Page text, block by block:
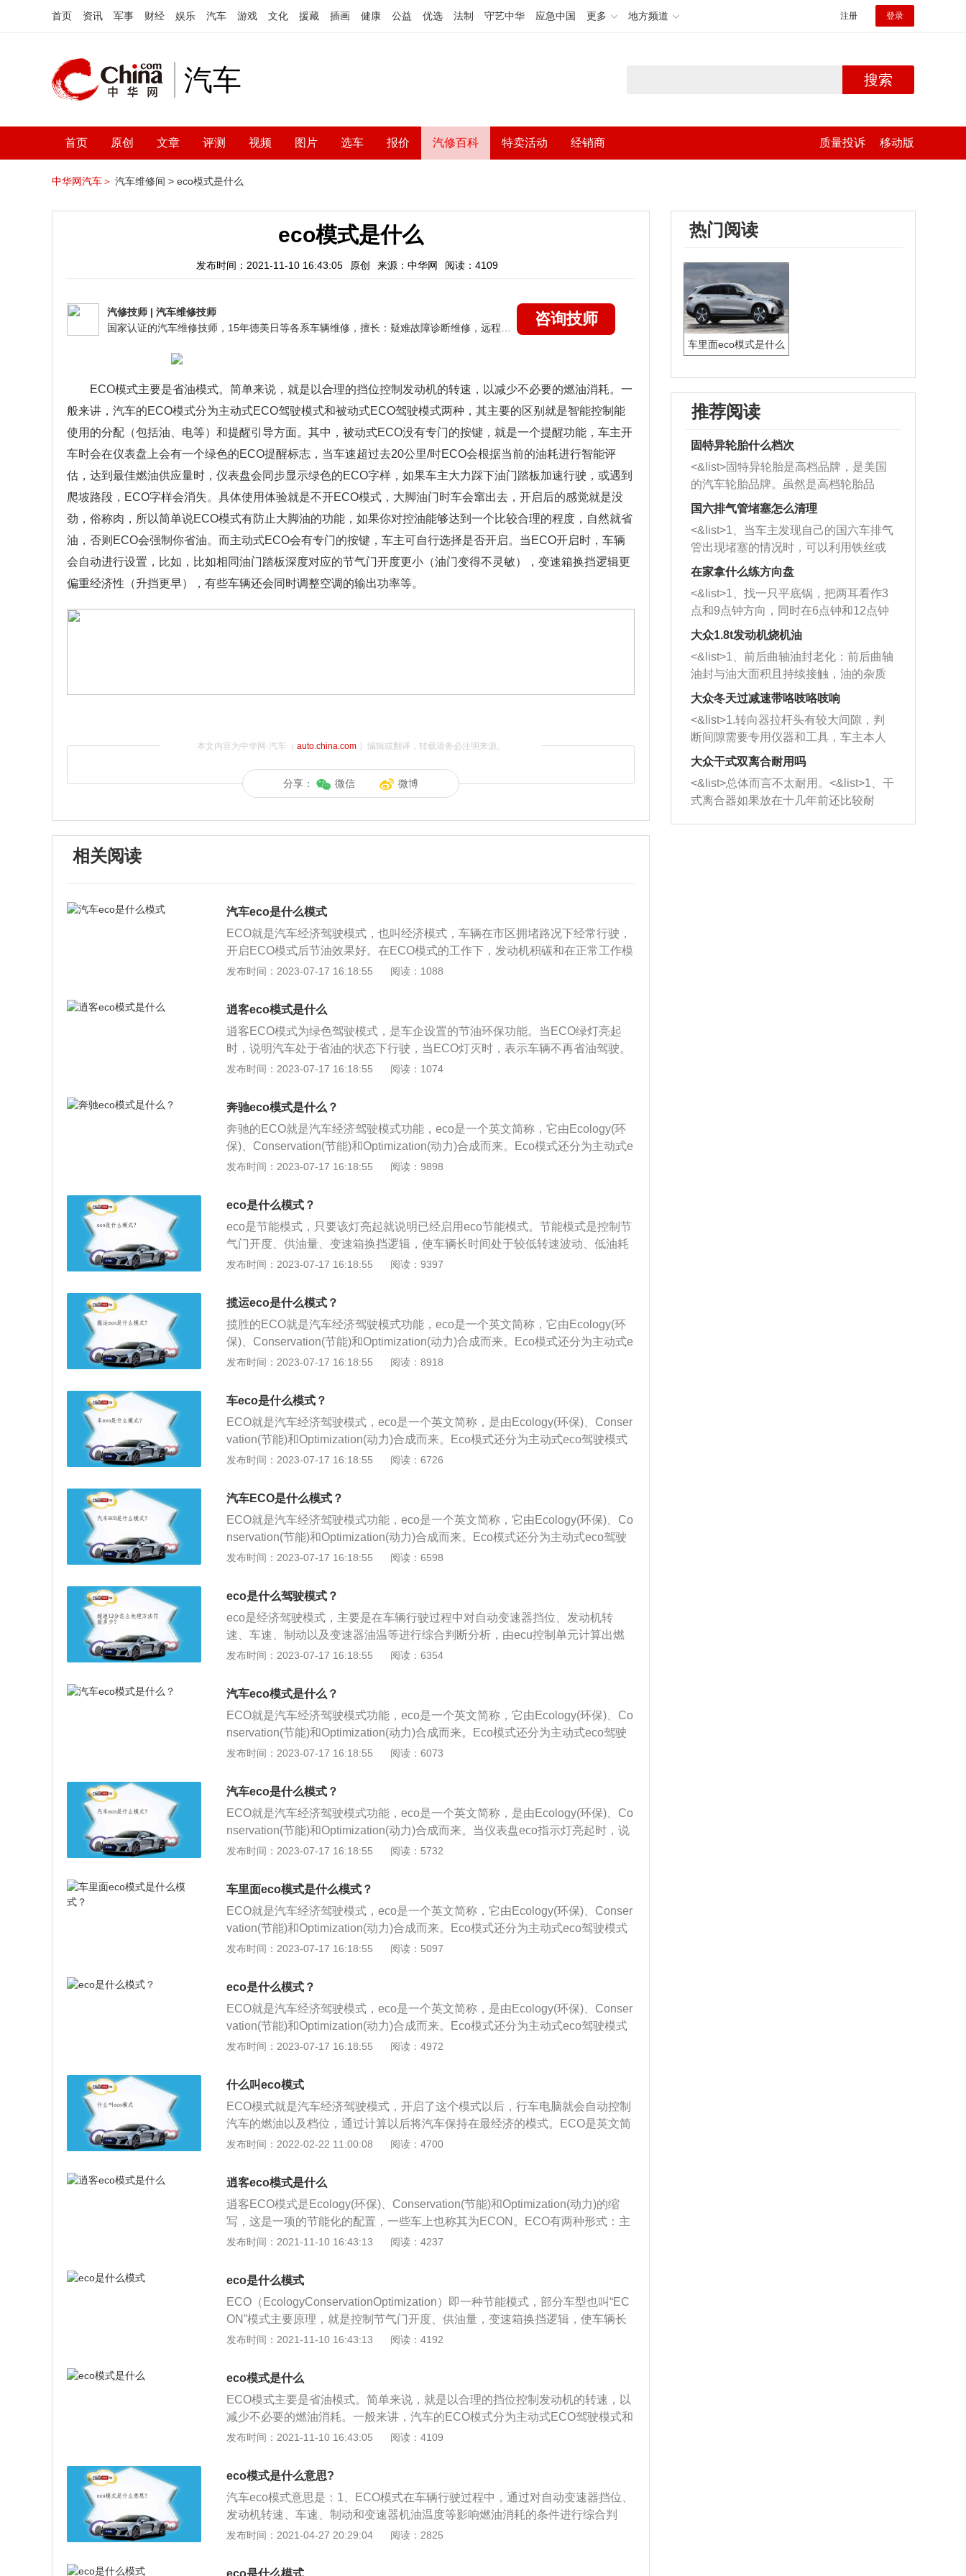
首页 资讯 军事 财经 娱乐 汽车 游戏 文化 援藏 插画 健康 公益 优选 法制 守艺中华 应急中国 更多 地方频道 注册 登录
汽车 搜索
首页 原创 文章 评测 视频 图片 选车 报价 汽修百科 特卖活动 经销商 质量投诉 移动版
中华网汽车＞ 汽车维修间 > eco模式是什么
eco模式是什么
发布时间：2021-11-10 16:43:05 原创 来源：中华网 阅读：4109
汽修技师 | 汽车维修技师
咨询技师
ECO模式主要是省油模式。简单来说，就是以合理的挡位控制发动机的转速，以减少不必要的燃油消耗。一
般来讲，汽车的ECO模式分为主动式ECO驾驶模式和被动式ECO驾驶模式两种，其主要的区别就是智能控制能
使用的分配（包括油、电等）和提醒引导方面。其中，被动式ECO没有专门的按键，就是一个提醒功能，车主开
车时会在仪表盘上会有一个绿色的ECO提醒标志，当车速超过去20公里/时ECO会根据当前的油耗进行智能评
估，达到最佳燃油供应量时，仪表盘会同步显示绿色的ECO字样，如果车主大力踩下油门踏板加速行驶，或遇到
爬坡路段，ECO字样会消失。具体使用体验就是不开ECO模式，大脚油门时车会窜出去，开启后的感觉就是没
劲，俗称肉，所以简单说ECO模式有防止大脚油的功能，如果你对控油能够达到一个比较合理的程度，自然就省
油，否则ECO会强制你省油。而主动式ECO会有专门的按键，车主可自行选择是否开启。当ECO开启时，车辆
会自动进行设置，比如，比如相同油门踏板深度对应的节气门开度更小（油门变得不灵敏），变速箱换挡逻辑更
偏重经济性（升挡更早），有些车辆还会同时调整空调的输出功率等。
本文内容为中华网·汽车（ auto.china.com）编辑或翻译，转载请务必注明来源。
分享： 微信 微博
相关阅读
汽车eco是什么模式
ECO就是汽车经济驾驶模式，也叫经济模式，车辆在市区拥堵路况下经常行驶，
开启ECO模式后节油效果好。在ECO模式的工作下，发动机积碳和在正常工作模
式下发动机产生的积碳基本差不多。ECO模式的主要原理并不复杂，主要是在车
对油耗有影响的条件进行综合判断、分析，由ECU控制单元计算出合适燃油量提
供给发动机做功，使得油耗比普通驾驶模式有效降低。就是以合理的挡位控制发
动机的转速，以减少不必要的燃油消耗。ECO模式分为主动式和非主动式，区别
在于主动式有独自的按键，车主可以选择是否开启。当车主按下ECO模式开关，
仪表盘指示灯随即亮起，车辆也自动开始调节设置，例如节气门开度、变速箱换
灯亮起时，只是一个提醒功能，ECO会自动评估你的驾驶行为，如果当前驾驶操
作达到了最佳燃油供应量时，那么仪表盘就会同步显示出ECO指示灯。大多数汽
车都是采用主动式ECO驾驶模式，也就是有独自的开关按键，那么在日常驾驶的
手动模式下，尤其是爬坡的时候，都没有必要开启ECO模式，这样反而体现不出
车速超过120公里每小时，这个时候车子会考虑车速，ECO模式自动失效；2、在
停车怠速或者在N/P挡以及手动模式下，ECO也有可能失效；3、当需要大扭矩输
出时，例如爬坡，发动机电脑会判断优先保证，把足够的动力来驱动车辆，ECO
模式同样不会工作。
发布时间：2023-07-17 16:18:55 阅读：1088
逍客eco模式是什么
逍客ECO模式为绿色驾驶模式，是车企设置的节油环保功能。当ECO绿灯亮起
时，说明汽车处于省油的状态下行驶，当ECO灯灭时，表示车辆不再省油驾驶。
当打开ECO模式，再猛踏油门，或者超过120码驾驶时，ECO都不会亮。ECO的
式。被动形式只是在仪表上有一个提示作用的指示灯，它并不会干预驾驶者的驾
驶行为，只是在车辆超过20千米每小时的车速时，实时评估驾驶者的驾驶行为是
否符合绿色驾驶。如果处于比较经济的驾驶操作时，ECO的提示灯就会被点亮，
反之如果比较激进不节油的驾驶行为，指示灯就不会显示，它的作用只是作为提
示，并不会影响到车辆的状态表现。另一种是主动形式。主动式的ECO模式都有
持很温和的加速状态，车辆很难达到发动机较高的转速，车速在超过经济时速后
即使油门踩到底继续提速也很缓慢。换言之就是启动ECO后，行车电脑会降低对
人为操作响应的灵敏性，更多的按照省油的模式来控制车辆的加速和行驶状态。
发布时间：2023-07-17 16:18:55 阅读：1074
奔驰eco模式是什么？
奔驰的ECO就是汽车经济驾驶模式功能，eco是一个英文简称，它由Ecology(环
保)、Conservation(节能)和Optimization(动力)合成而来。Eco模式还分为主动式e
co驾驶模式和非主动式eco驾驶模式，当仪表盘eco指示灯亮起时，表明车子经济
键，车主可以选择是否开启。当车主按下eco模式开关，仪表盘指示灯随即亮
起，车辆也自动开始调节设置，例如节气门开度、变速箱换挡逻辑、空调输出功
率等。非主动式eco模式没有专门的按键，仪表盘eco指示灯亮起时，只是一个提
醒功能，eco会自动评估你的驾驶行为，如果你当前驾驶操作达到了最佳燃油供
应量时，那么仪表盘就会同步显示出eco指示灯。大多数汽车都是采用主动式eco
eco模式。除此之外，eco模式通常会在以下情况下失效：当车速超过120公里每
小时，这个时候车子会考虑车速，eco模式自动失效。在停车怠速或者在N/P挡以
及手动模式下，eco也有可能失效。当需要大扭矩输出时，例如爬坡，发动机电
发布时间：2023-07-17 16:18:55 阅读：9898
eco是什么模式？
eco是节能模式，只要该灯亮起就说明已经启用eco节能模式。节能模式是控制节
气门开度、供油量、变速箱换挡逻辑，使车辆长时间处于较低转速波动、低油耗
的情况下行进。eco可以分为主动式eco驾驶模式和非主动式eco驾驶模式，非主
能，不是实质上的去通过干预ECU智能控制以达到经济性的目的。eco模式主要
是在车辆行进过程中，对自动变速器挡位、发动机转速、车速、制动以及变速器
油温等对油耗有影响的条件进行综合判断、分析，由ECU控制单元计算出最佳燃
油量提供给发动机做功，使得油耗比普通驾驶模式有效降低。
发布时间：2023-07-17 16:18:55 阅读：9397
揽运eco是什么模式？
揽胜的ECO就是汽车经济驾驶模式功能，eco是一个英文简称，它由Ecology(环
保)、Conservation(节能)和Optimization(动力)合成而来。Eco模式还分为主动式e
co驾驶模式和非主动式eco驾驶模式，当仪表盘eco指示灯亮起时，表明车子经济
键，车主可以选择是否开启。当车主按下eco模式开关，仪表盘指示灯随即亮
起，车辆也自动开始调节设置，例如节气门开度、变速箱换挡逻辑、空调输出功
率等。非主动式eco模式没有专门的按键，仪表盘eco指示灯亮起时，只是一个提
醒功能，eco会自动评估你的驾驶行为，如果你当前驾驶操作达到了最佳燃油供
应量时，那么仪表盘就会同步显示出eco指示灯。大多数汽车都是采用主动式eco
eco模式，除了在时速超过120码、停车怠速、在N/P挡以及手动模式下，尤其是
爬坡的时候，都没有必要开启eco模式，这样反而体现不出eco经济节油的特点，
还影响力动力性。除此之外，eco模式通常会在以下情况下失效：当车速超过120
N/P挡以及手动模式下，eco也有可能失效。当需要大扭矩输出时，例如爬坡，发
发布时间：2023-07-17 16:18:55 阅读：8918
车eco是什么模式？
ECO就是汽车经济驾驶模式，eco是一个英文简称，是由Ecology(环保)、Conser
vation(节能)和Optimization(动力)合成而来。Eco模式还分为主动式eco驾驶模式
和非主动式eco驾驶模式，当仪表盘eco指示灯亮起时，说明车子经济模式已经开
选择是否开启。当车主按下eco模式开关，仪表盘指示灯随即亮起，车辆也自动
开始调节设置，例如节气门开度、变速箱换挡逻辑、空调输出功率等。非主动式
eco模式没有专门的按键，仪表盘eco指示灯亮起时，只是一个提醒功能，eco会
自动评估你的驾驶行为，如果你当前驾驶操作达到了最佳燃油供应量时，那么仪
表盘就会同步显示出eco指示灯。大多数汽车都是采用主动式eco驾驶模式，也就
在时速超过120码、停车怠速、在N/P挡以及手动模式下，尤其是爬坡的时候，都
没有必要开启eco模式，这样反而体现不出eco经济节油的特点，还影响动力。除
此之外，eco模式通常会在以下情况下失效：当车速超过120公里每小时，这个时
下，eco也有可能失效。当需要大扭矩输出时，例如爬坡，发动机电脑会判断优
发布时间：2023-07-17 16:18:55 阅读：6726
汽车ECO是什么模式？
ECO就是汽车经济驾驶模式功能，eco是一个英文简称，它由Ecology(环保)、Co
nservation(节能)和Optimization(动力)合成而来。Eco模式还分为主动式eco驾驶
模式和非主动式eco驾驶模式，当仪表盘eco指示灯亮起时，表明车子经济模式已
可以选择是否开启。当车主按下eco模式开关，仪表盘指示灯随即亮起，车辆也
自动开始调节设置，例如节气门开度、变速箱换挡逻辑、空调输出功率等。非主
动式eco模式没有专门的按键，仪表盘eco指示灯亮起时，只是一个提醒功能，ec
o会自动评估你的驾驶行为，如果你当前驾驶操作达到了最佳燃油供应量时，那
么仪表盘就会同步显示出eco指示灯。大多数汽车都是采用主动式eco驾驶模式，
除了在时速超过120码、停车怠速、在N/P挡以及手动模式下，尤其是爬坡的时
候，都没有必要开启eco模式，这样反而体现不出eco经济节油的特点，还影响动
力性。除此之外，eco模式通常会在以下情况下失效：当车速超过120公里每小
手动模式下，eco也有可能失效。当需要大扭矩输出时，例如爬坡，发动机电脑
发布时间：2023-07-17 16:18:55 阅读：6598
eco是什么驾驶模式？
eco是经济驾驶模式，主要是在车辆行驶过程中对自动变速器挡位、发动机转
速、车速、制动以及变速器油温等进行综合判断分析，由ecu控制单元计算出燃
油量提供给发动机做功，以降低汽油使用量。车辆eco可以分为：1、主动式eco
列设置会发生改变；2、非主动式eco驾驶模式：没有专门的按键，其只起一个提
醒、引导功能。
发布时间：2023-07-17 16:18:55 阅读：6354
汽车eco模式是什么？
ECO就是汽车经济驾驶模式功能，eco是一个英文简称，它由Ecology(环保)、Co
nservation(节能)和Optimization(动力)合成而来。Eco模式还分为主动式eco驾驶
模式和非主动式eco驾驶模式，当仪表盘eco指示灯亮起时，表明车子经济模式已
可以选择是否开启。当车主按下eco模式开关，仪表盘指示灯随即亮起，车辆也
自动开始调节设置，例如节气门开度、变速箱换挡逻辑、空调输出功率等。非主
动式eco模式没有专门的按键，仪表盘eco指示灯亮起时，只是一个提醒功能，ec
o会自动评估你的驾驶行为，如果你当前驾驶操作达到了最佳燃油供应量时，那
么仪表盘就会同步显示出eco指示灯。大多数汽车都是采用主动式eco驾驶模式，
除了在时速超过120码、停车怠速、在N/P挡以及手动模式下，尤其是爬坡的时
候，都没有必要开启eco模式，这样反而体现不出eco经济节油的特点，还影响动
力性。除此之外，eco模式通常会在以下情况下失效：当车速超过120公里每小
手动模式下，eco也有可能失效。当需要大扭矩输出时，例如爬坡，发动机电脑
发布时间：2023-07-17 16:18:55 阅读：6073
汽车eco是什么模式？
ECO就是汽车经济驾驶模式功能，eco是一个英文简称，是由Ecology(环保)、Co
nservation(节能)和Optimization(动力)合成而来。当仪表盘eco指示灯亮起时，说
明车子经济模式已经开启。eco模式分为主动式和非主动式，区别在于主动式有
随即亮起，车辆也自动开始调节设置，例如节气门开度、变速箱换挡逻辑、空调
输出功率等。非主动式eco模式没有专门的按键，仪表盘eco指示灯亮起时，只是
一个提醒功能，eco会自动评估的驾驶行为，如果当前驾驶操作达到了最佳燃油
供应量时，那么仪表盘就会同步显示出eco指示灯。大多数汽车都是采用主动式e
co驾驶模式，也就是有独自的开关按键，那么在日常驾驶的时候，都可以开启ec
出eco经济节油的特点，还影响动力。除此之外，eco模式通常会在以下情况下失
效：当车速超过120公里每小时，这个时候车子会考虑车速，eco模式自动失效。
在停车怠速或者在N/P挡以及手动模式下，eco也有可能失效。当需要大扭矩输出
式同样不会工作。
发布时间：2023-07-17 16:18:55 阅读：5732
车里面eco模式是什么模式？
ECO就是汽车经济驾驶模式，eco是一个英文简称，它由Ecology(环保)、Conser
vation(节能)和Optimization(动力)合成而来。Eco模式还分为主动式eco驾驶模式
和非主动式eco驾驶模式，当仪表盘eco指示灯亮起时，表明车子经济模式已经开
选择是否开启。当车主按下eco模式开关，仪表盘指示灯随即亮起，车辆也自动
开始调节设置，例如节气门开度、变速箱换挡逻辑、空调输出功率等。非主动式
eco模式没有专门的按键，仪表盘eco指示灯亮起时，只是一个提醒功能，eco会
自动评估你的驾驶行为，如果你当前驾驶操作达到了最佳燃油供应量时，那么仪
表盘就会同步显示出eco指示灯。大多数汽车都是采用主动式eco驾驶模式，也就
在时速超过120码、停车怠速、在N/P挡以及手动模式下，尤其是爬坡的时候，都
没有必要开启eco模式，这样反而体现不出eco经济节油的特点，还影响力动力
性。除此之外，eco模式通常会在以下情况下失效：当车速超过120公里每小时，
模式下，eco也有可能失效。当需要大扭矩输出时，例如爬坡，发动机电脑会判
发布时间：2023-07-17 16:18:55 阅读：5097
eco是什么模式？
ECO就是汽车经济驾驶模式，eco是一个英文简称，是由Ecology(环保)、Conser
vation(节能)和Optimization(动力)合成而来。Eco模式还分为主动式eco驾驶模式
和非主动式eco驾驶模式，当仪表盘eco指示灯亮起时，说明车子经济模式已经开
选择是否开启。当车主按下eco模式开关，仪表盘指示灯随即亮起，车辆也自动
开始调节设置，例如节气门开度、变速箱换挡逻辑、空调输出功率等。非主动式
eco模式没有专门的按键，仪表盘eco指示灯亮起时，只是一个提醒功能，eco会
自动评估你的驾驶行为，如果你当前驾驶操作达到了最佳燃油供应量时，那么仪
表盘就会同步显示出eco指示灯。大多数汽车都是采用主动式eco驾驶模式，也就
在时速超过120码、停车怠速、在N/P挡以及手动模式下，尤其是爬坡的时候，都
没有必要开启eco模式，这样反而体现不出eco经济节油的特点，还影响力动力
性。除此之外，eco模式通常会在以下情况下失效：当车速超过120公里每小时，
模式下，eco也有可能失效。当需要大扭矩输出时，例如爬坡，发动机电脑会判
发布时间：2023-07-17 16:18:55 阅读：4972
什么叫eco模式
ECO模式就是汽车经济驾驶模式，开启了这个模式以后，行车电脑就会自动控制
汽车的燃油以及档位，通过计算以后将汽车保持在最经济的模式。ECO是英文简
称，由Ecology(环保)、Conservation(节能)和Optimization(动力)合成而来。当仪
模式的原理主要是在车辆行进过程中，对自动变速器档位以及发动机转速跟车速
和制动都会有所控制，由ECU控制单元计算出最佳燃油量提供给发动机做工，让
油耗使用起来比普通驾驶模式有效的降低。
发布时间：2022-02-22 11:00:08 阅读：4700
逍客eco模式是什么
逍客ECO模式是Ecology(环保)、Conservation(节能)和Optimization(动力)的缩
写，这是一项的节能化的配置，一些车上也称其为ECON。ECO有两种形式：主
动式和被动式。主动式ECO通常会有一个按钮，车主可自行选择是否开启此功
节气门开度更小，变速箱换挡逻辑更偏重经济性。主动式ECO模式的主要原理并
不复杂，主要是在车辆行进过程中，对自动变速档位，发动机转速，车速，制动
因变速箱又问等对油耗有影响的条件进行综合判断、分析，有ECU控制单元计算
车最佳燃油供给量提供给发动机做功。被动式ECO没有专门的按钮，他是其提醒
车主申购的目的，档达到最佳燃油供应量时，仪表盘会显示绿色的ECO字样。尽
车真的好吗？长期运转在低转速工况下，会增加积碳吗？其实不用那么担心，在
ECO模式下驾驶，车主能够感觉到油门踏板的响应速度变慢，车速的上升速度会
变得更为循序渐进，这样做的好处是能让燃油功效最大化。变速箱会采用更为积
式对车并没有影响，也不会额外增加发动机积碳。
发布时间：2021-11-10 16:43:13 阅读：4237
eco是什么模式
ECO（EcologyConservationOptimization）即一种节能模式，部分车型也叫“EC
ON”模式主要原理，就是控制节气门开度、供油量，变速箱换挡逻辑，使车辆长
时间处于较低转速波动、低油耗的情况下行进。所以，从一诞生，便成为技术、
O驾驶模式。主动式ECO驾驶模式一般设有按键，车主可自行选择是否开启，开
启后，关乎驾驶的一系列设置会发生改变，比如相同油门踏板深度对应的节气门
开度更小(油门变得不灵敏)，变速箱换挡逻辑更偏重经济性(升挡更早)，有些车辆
还会同时调整空调的输出功率等。不同厂商的ECO模式设置会有不同，但原理基
本都一样，就是通过改变电脑程序来影响车辆的驾驶特性。常见于日系和韩系车
主要原理并不是非常复杂，主要是在车辆行进过程中，对自动变速器挡位，发动
机转速，车速，制动以及变速器油温等对油耗有影响的条件进行综合判断、分
析，由ECU控制单元计算出最佳燃油量提供给发动机做功，使得油耗比普通驾驶
的燃油消耗。非主动式ECO驾驶模式与前者的区别是它没有专门的按键，它只是
发布时间：2021-11-10 16:43:13 阅读：4192
eco模式是什么
ECO模式主要是省油模式。简单来说，就是以合理的挡位控制发动机的转速，以
减少不必要的燃油消耗。一般来讲，汽车的ECO模式分为主动式ECO驾驶模式和
被动式ECO驾驶模式两种，其主要的区别就是智能控制能使用的分配（包括油、
能，车主开车时会在仪表盘上会有一个绿色的ECO提醒标志，当车速超过去20公
里/时ECO会根据当前的油耗进行智能评估，达到最佳燃油供应量时，仪表盘会同
步显示绿色的ECO字样，如果车主大力踩下油门踏板加速行驶，或遇到爬坡路
段，ECO字样会消失。具体使用体验就是不开ECO模式，大脚油门时车会窜出
去，开启后的感觉就是没劲，俗称肉，所以简单说ECO模式有防止大脚油的功
你省油。而主动式ECO会有专门的按键，车主可自行选择是否开启。当ECO开启
发布时间：2021-11-10 16:43:05 阅读：4109
eco模式是什么意思?
汽车eco模式意思是：1、ECO模式在车辆行驶过程中，通过对自动变速器挡位、
发动机转速、车速、制动和变速器机油温度等影响燃油消耗的条件进行综合判
断、分析；2、由ECU控制单元计算出最佳燃油量提供给发动机做功，使得油耗
以减少不必要的燃油消耗，当最佳的燃油供应时，仪表板会同时显示绿色的“ec
发布时间：2021-04-27 20:29:04 阅读：2825
eco是什么模式
热门阅读
车里面eco模式是什么
推荐阅读
固特异轮胎什么档次
<&list>固特异轮胎是高档品牌，是美国
的汽车轮胎品牌。虽然是高档轮胎品
牌，但是中高低端的轮胎都有生产，这
也是为了更好的开拓市场。
国六排气管堵塞怎么清理
<&list>1、当车主发现自己的国六车排气
管出现堵塞的情况时，可以利用铁丝或
者是细棍，直接将杂物给取出来，如果
堵塞情况比较严重，也可以采取应急措
施。 <&list>2、直接利用木棍将所有的
杂物推到排气管里面的位置处，然后将
三元催化器拆解开，就可以将堵塞的东
西取出来。但如果是因为积碳过多引起
的堵塞，就需要将三元催化器泡在草酸
洗剂对堵塞的情况得到解决，将清洗剂
放在燃油箱中，与燃油混合后，车辆启
动时，就可以和汽油一起进入到燃烧
室，最后形成废气排出，就可以让三元
催化器得到清洗，排气管堵塞的情况就
能够得到解决。
在家拿什么练方向盘
<&list>1、找一只平底锅，把两耳看作3
点和9点钟方向，同时在6点钟和12点钟
方向做一个标记。 <&list>2、双手握住
一圈半的练习，往右同样也要打相同的
圈数。 <&list>3、最后强调要反复练
习，这样就可以形成肌肉记忆，在真实
驾驶车辆时，不需要记忆也能打好方
向。
大众1.8t发动机烧机油
<&list>1、前后曲轴油封老化：前后曲轴
油封与油大面积且持续接触，油的杂质
和发动机内持续温度变化使其密封效果
逐渐减弱，导致渗油或漏油。<&list>2、
活塞间隙过大：积碳会使活塞环与缸体
的间隙扩大，导致机油流入燃烧室中，
造成烧机油。<&list>3、机油粘度。使用
机油粘度过小的话，同样会有烧机油现
象，机油粘度过小具有很好的流动性，
大众冬天过减速带咯吱咯吱响
<&list>1.转向器拉杆头有较大间隙，判
断间隙需要专用仪器和工具，车主本人
无法制作，需要将车辆送到修理厂或4s
店；<&list>2.车辆半轴套管防尘罩破
裂，破裂后会出现漏油现象，使半轴磨
损严重，磨损的半轴容易损坏，产生异
响；<&list>3.稳定器的转向胶套和球头
大众干式双离合耐用吗
<&list>总体而言不太耐用。<&list>1、干
式离合器如果放在十几年前还比较耐